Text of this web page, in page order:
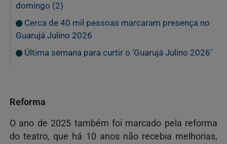
domingo (2)
Cerca de 40 mil pessoas marcaram presença no
Guarujá Julino 2026
Última semana para curtir o ‘Guarujá Julino 2026’
Reforma
O ano de 2025 também foi marcado pela reforma
do teatro, que há 10 anos não recebia melhorias,